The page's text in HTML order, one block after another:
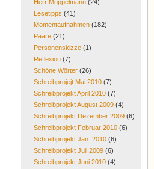
Herr Moppelmann(24)
Lesetipps (41)
Momentaufnahmen(182)
Paare(21)
Personenskizze(1)
Reflexion(7)
Schöne Wörter(26)
Schreibprojejt Mai 2010(7)
Schreibprojekt April 2010(7)
Schreibprojekt August 2009(4)
Schreibprojekt Dezember 2009(6)
Schreibprojekt Februar 2010(6)
Schreibprojekt Jan. 2010(6)
Schreibprojekt Juli 2009(6)
Schreibprojekt Juni 2010(4)